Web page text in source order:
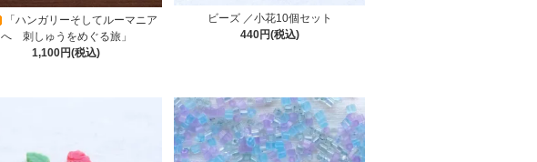
「ハンガリーそしてルーマニア
へ 刺しゅうをめぐる旅」
1,100円(税込)
ビーズ ／小花10個セット
440円(税込)